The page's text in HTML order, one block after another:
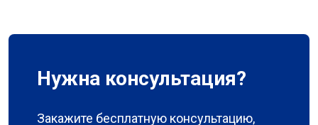
Нужна консультация?
Закажите бесплатную консультацию,